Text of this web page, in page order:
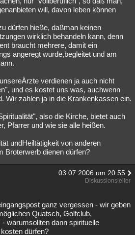
will, davon leben können
dürfen hieße, daßman keinen
wirklich behandeln kann, denn
braucht mehrere, damit ein
angeregt wurde,begleitet und am
verdienen ja auch nicht
und es kostet uns was, auchwenn
Wir zahlen ja in die Krankenkassen ein.
also die Kirche, bietet auch
Pfarrer und wie sie alle heißen.
undHeiltätigkeit von anderen
Broterwerb dienen dürfen?
03.07.2006 um 20:55
Diskussionsleiter
ganz vergessen - wir geben
Quatsch, Golfclub,
warumsollten dann spirituelle
dürfen?